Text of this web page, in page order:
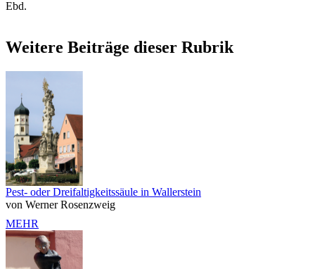
Ebd.
Weitere Beiträge dieser Rubrik
Pest- oder Dreifaltigkeitssäule in Wallerstein
von Werner Rosenzweig
MEHR